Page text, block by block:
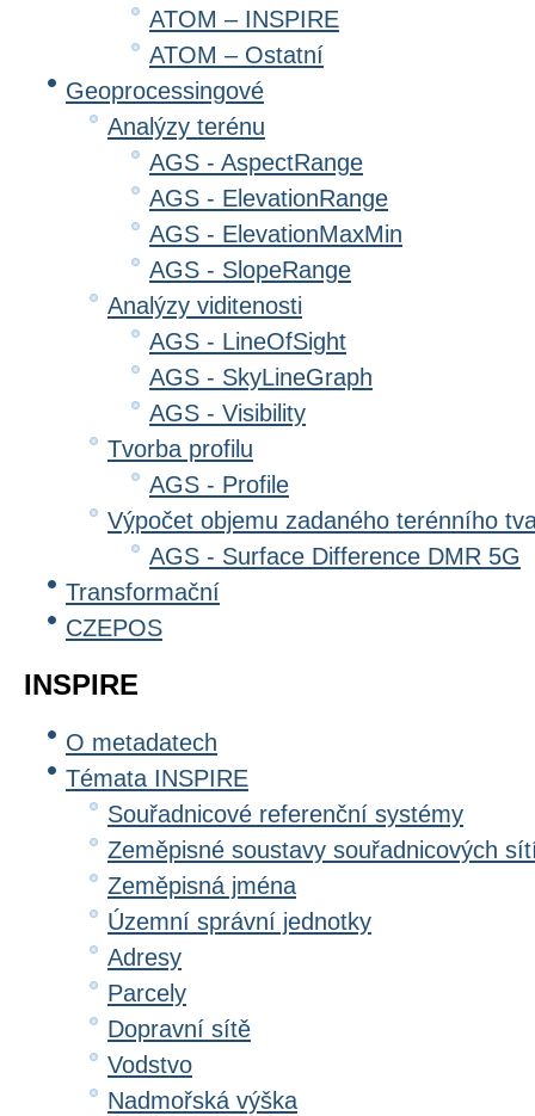
ATOM – INSPIRE
ATOM – Ostatní
Geoprocessingové
Analýzy terénu
AGS - AspectRange
AGS - ElevationRange
AGS - ElevationMaxMin
AGS - SlopeRange
Analýzy viditenosti
AGS - LineOfSight
AGS - SkyLineGraph
AGS - Visibility
Tvorba profilu
AGS - Profile
Výpočet objemu zadaného terénního
AGS - Surface Difference DMR 5G
Transformační
CZEPOS
INSPIRE
O metadatech
Témata INSPIRE
Souřadnicové referenční systémy
Zeměpisné soustavy souřadnicových
Zeměpisná jména
Územní správní jednotky
Adresy
Parcely
Dopravní sítě
Vodstvo
Nadmořská výška